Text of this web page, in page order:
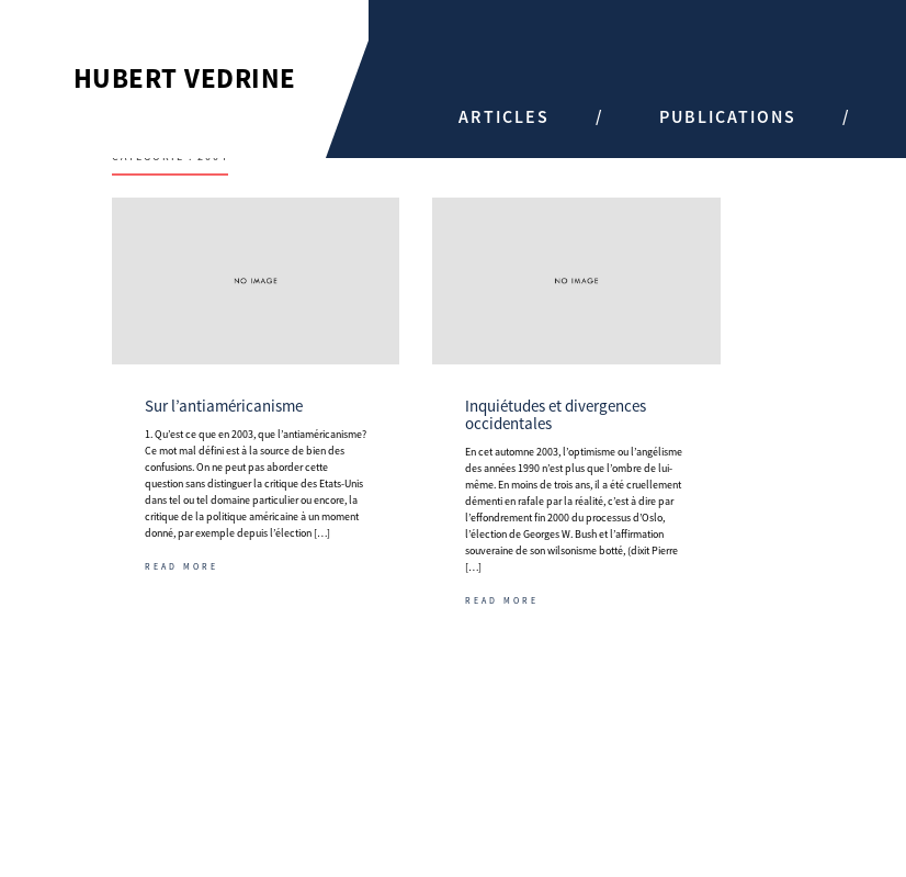
HUBERT VEDRINE
ARTICLES PUBLICATIONS
CATÉGORIE : 2004
Sur l’antiaméricanisme
1. Qu’est ce que en 2003, que l’antiaméricanisme?
Ce mot mal défini est à la source de bien des
confusions. On ne peut pas aborder cette
question sans distinguer la critique des Etats-Unis
dans tel ou tel domaine particulier ou encore, la
critique de la politique américaine à un moment
donné, par exemple depuis l’élection […]
READ MORE
Inquiétudes et divergences
occidentales
En cet automne 2003, l’optimisme ou l’angélisme
des années 1990 n’est plus que l’ombre de lui-
même. En moins de trois ans, il a été cruellement
démenti en rafale par la réalité, c’est à dire par
l’effondrement fin 2000 du processus d’Oslo,
l’élection de Georges W. Bush et l’affirmation
souveraine de son wilsonisme botté, (dixit Pierre
[…]
READ MORE